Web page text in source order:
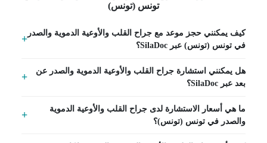
تونس (تونس)
كيف يمكنني حجز موعد مع جراح القلب والأوعية الدموية والصدر
في تونس (تونس) عبر SilaDoc؟
هل يمكنني استشارة جراح القلب والأوعية الدموية والصدر عن
بعد عبر SilaDoc؟
ما هي أسعار الاستشارة لدى جراح القلب والأوعية الدموية
والصدر في تونس (تونس)؟